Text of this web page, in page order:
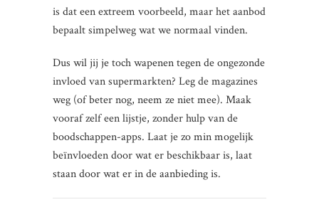
is dat een extreem voorbeeld, maar het aanbod
bepaalt simpelweg wat we normaal vinden.
Dus wil jij je toch wapenen tegen de ongezonde
invloed van supermarkten? Leg de magazines
weg (of beter nog, neem ze niet mee). Maak
vooraf zelf een lijstje, zonder hulp van de
boodschappen-apps. Laat je zo min mogelijk
beïnvloeden door wat er beschikbaar is, laat
staan door wat er in de aanbieding is.